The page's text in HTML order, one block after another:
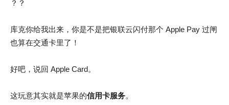
？？
库克你给我出来，你是不是把银联云闪付那个 Apple Pay 过闸
也算在交通卡里了！
好吧，说回 Apple Card。
这玩意其实就是苹果的信用卡服务。